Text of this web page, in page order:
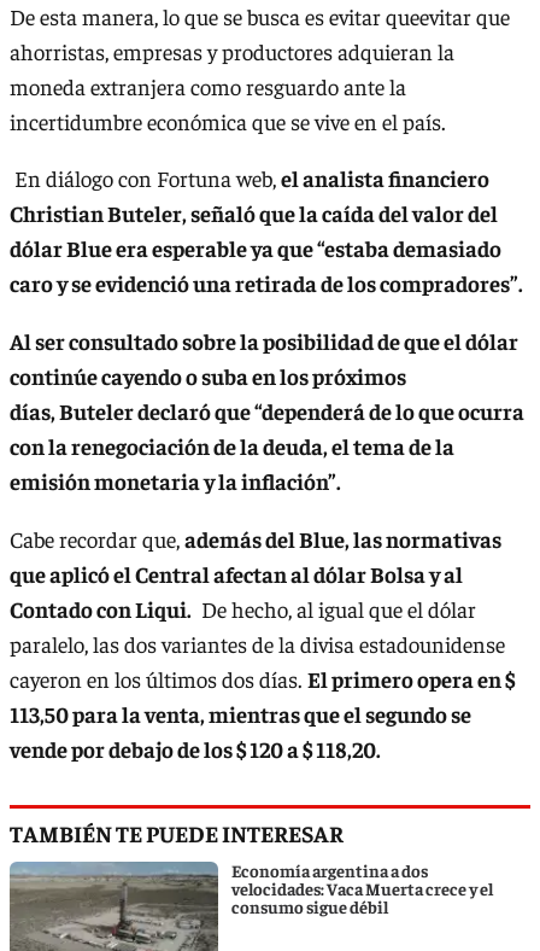
De esta manera, lo que se busca es evitar queevitar que
ahorristas, empresas y productores adquieran la
moneda extranjera como resguardo ante la
incertidumbre económica que se vive en el país.
En diálogo con Fortuna web,el analista financiero
Christian Buteler, señaló que la caída del valor del
dólar Blue era esperable ya que “estaba demasiado
caro y se evidenció una retirada de los compradores”.
Al ser consultado sobre la posibilidad de que el dólar
continúe cayendo o suba en los próximos
días, Buteler declaró que “dependerá de lo que ocurra
con la renegociación de la deuda, el tema de la
emisión monetaria y la inflación”.
Cabe recordar que, además del Blue, las normativas
que aplicó el Central afectan al dólar Bolsa y al
Contado con Liqui. De hecho, al igual que el dólar
paralelo, las dos variantes de la divisa estadounidense
cayeron en los últimos dos días. El primero opera en $
113,50 para la venta, mientras que el segundo se
vende por debajo de los $ 120 a $ 118,20.
TAMBIÉN TE PUEDE INTERESAR
Economía argentina a dos
velocidades: Vaca Muerta crece y el
consumo sigue débil